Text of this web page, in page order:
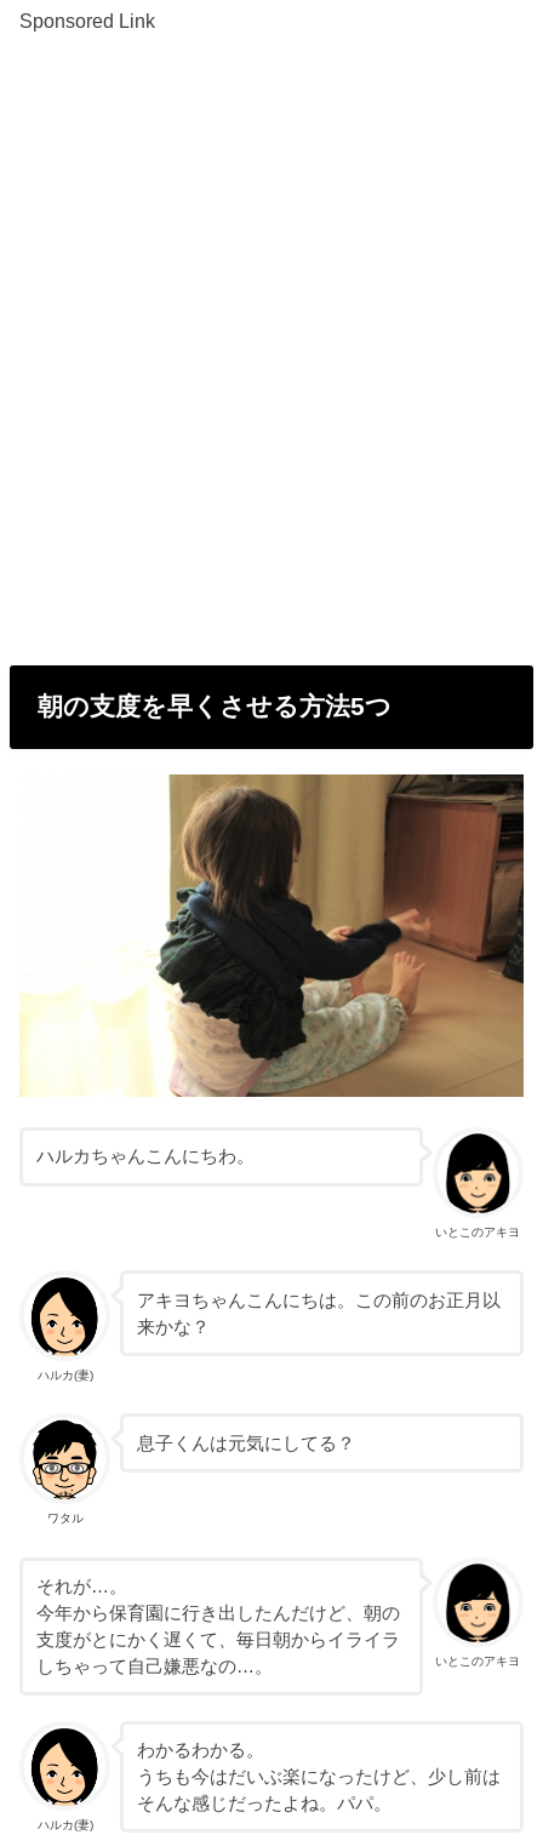
Sponsored Link
朝の支度を早くさせる方法5つ
いとこのアキヨ
ハルカちゃんこんにちわ。
ハルカ(妻)
アキヨちゃんこんにちは。この前のお正月以
来かな？
ワタル
息子くんは元気にしてる？
いとこのアキヨ
それが…。
今年から保育園に行き出したんだけど、朝の
支度がとにかく遅くて、毎日朝からイライラ
しちゃって自己嫌悪なの…。
ハルカ(妻)
わかるわかる。
うちも今はだいぶ楽になったけど、少し前は
そんな感じだったよね。パパ。